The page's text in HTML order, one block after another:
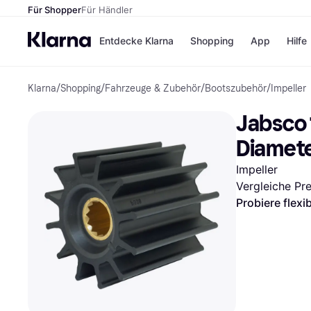
Für ShopperFür Händler
Entdecke Klarna
Zahlungsmethoden
Sofort bezahlen
Bezahle in 3
Teilzahlungen
Bezahle in bis zu 30
Tagen
Ratenzahlung
Shopping
Shops
eBay
Temu
SHEIN
App Hilfe
Klarna/Shopping/Fahrzeuge & Zubehör/Bootszubehör/ Impeller
Jabsco
Impeller
Vergleiche
Probiere